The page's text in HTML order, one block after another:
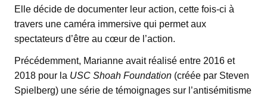
Elle décide de documenter leur action, cette fois-ci à
travers une caméra immersive qui permet aux
spectateurs d’être au cœur de l’action.
Précédemment, Marianne avait réalisé entre 2016 et
2018 pour la USC Shoah Foundation (créée par Steven
Spielberg) une série de témoignages sur l’antisémitisme